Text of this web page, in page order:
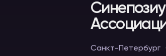
Санкт-Петербург